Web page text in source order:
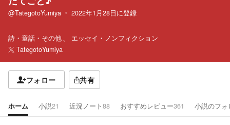
@TategotoYumiya 2022年1月28日に登録
詩・童話・その他
エッセイ・ノンフィクション
TategotoYumiya
フォロー 共有
ホーム 小説21 近況ノート88 おすすめレビュー361 小説のフォ